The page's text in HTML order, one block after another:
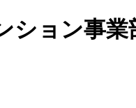
ョン事業